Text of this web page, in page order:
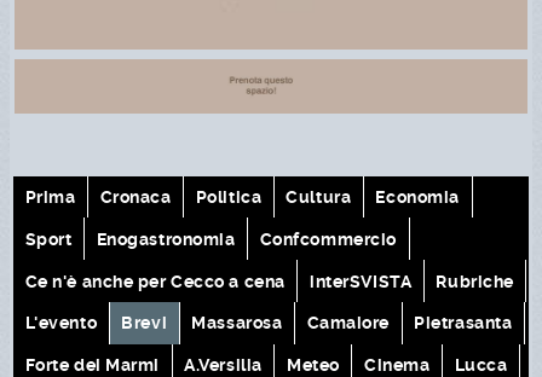
Prima Cronaca Politica Cultura Economia
Sport Enogastronomia Confcommercio
Ce n'è anche per Cecco a cena interSVISTA Rubriche
L'evento Brevi Massarosa Camaiore Pietrasanta
Forte dei Marmi A.Versilia Meteo Cinema Lucca